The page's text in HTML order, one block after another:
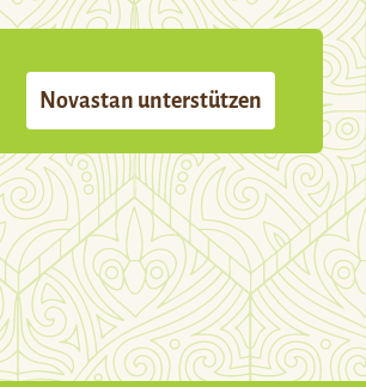
Novastan unterstützen